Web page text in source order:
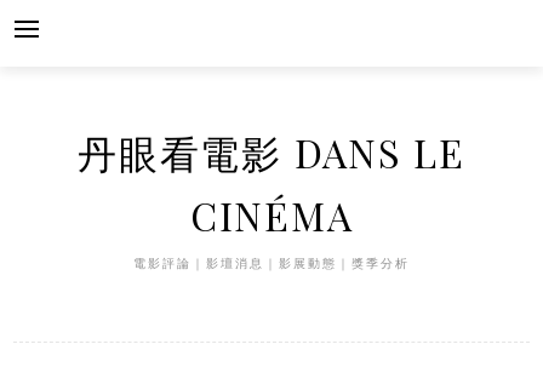
Skip
丹眼看電影 DANS LE
CINÉMA
電影評論｜影壇消息｜影展動態｜獎季分析